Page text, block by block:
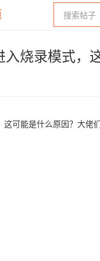
烧录模式，
可能是什么原因？大佬